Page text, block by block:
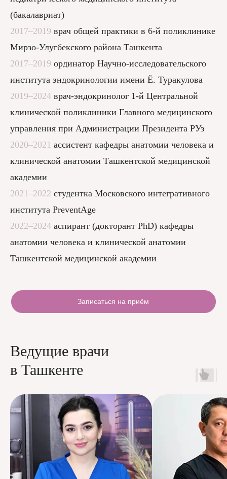
(бакалавриат)
2017–2019 врач общей практики в 6-й поликлинике
Мирзо-Улугбекского района Ташкента
2017–2019 ординатор Научно-исследовательского
института эндокринологии имени Ё. Туракулова
2019–2024 врач-эндокринолог 1-й Центральной
клинической поликлиники Главного медицинского
управления при Администрации Президента РУз
2020–2021 ассистент кафедры анатомии человека и
клинической анатомии Ташкентской медицинской
академии
2021–2022 студентка Московского интегративного
института PreventAge
2022–2024 аспирант (докторант PhD) кафедры
анатомии человека и клинической анатомии
Ташкентской медицинской академии
Записаться на приём
Ведущие врачи
в Ташкенте